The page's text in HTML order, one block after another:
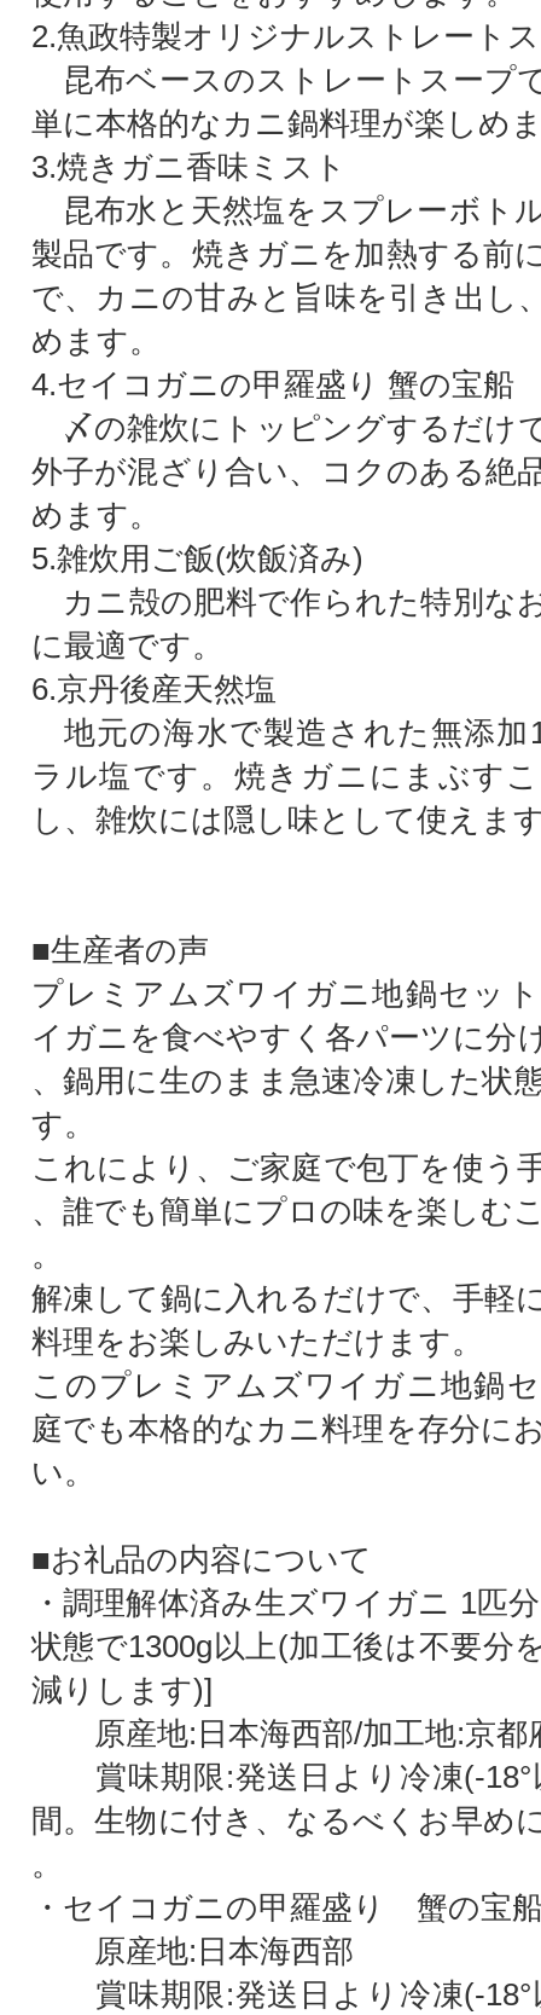
2.魚政特製オリジナルストレート
昆布ベースのストレートスープ
単に本格的なカニ鍋料理が楽しめ
3.焼きガニ香味ミスト
昆布水と天然塩をスプレーボト
製品です。焼きガニを加熱する前
で、カニの甘みと旨味を引き出し
めます。
4.セイコガニの甲羅盛り 蟹の宝船
〆の雑炊にトッピングするだけ
外子が混ざり合い、コクのある絶
めます。
5.雑炊用ご飯(炊飯済み)
カニ殻の肥料で作られた特別な
に最適です。
6.京丹後産天然塩
地元の海水で製造された無添加
ラル塩です。焼きガニにまぶす
し、雑炊には隠し味として使えま
■生産者の声
プレミアムズワイガニ地鍋セッ
イガニを食べやすく各パーツに分
、鍋用に生のまま急速冷凍した状
す。
これにより、ご家庭で包丁を使う
、誰でも簡単にプロの味を楽しむ
。
解凍して鍋に入れるだけで、手軽
料理をお楽しみいただけます。
このプレミアムズワイガニ地鍋
庭でも本格的なカニ料理を存分に
い。
■お礼品の内容について
・調理解体済み生ズワイガニ 1匹
状態で1300g以上(加工後は不要分
減りします)]
原産地:日本海西部/加工地:京都
賞味期限:発送日より冷凍(-18°
間。生物に付き、なるべくお早め
。
・セイコガニの甲羅盛り 蟹の宝
原産地:日本海西部
賞味期限:発送日より冷凍(-18°